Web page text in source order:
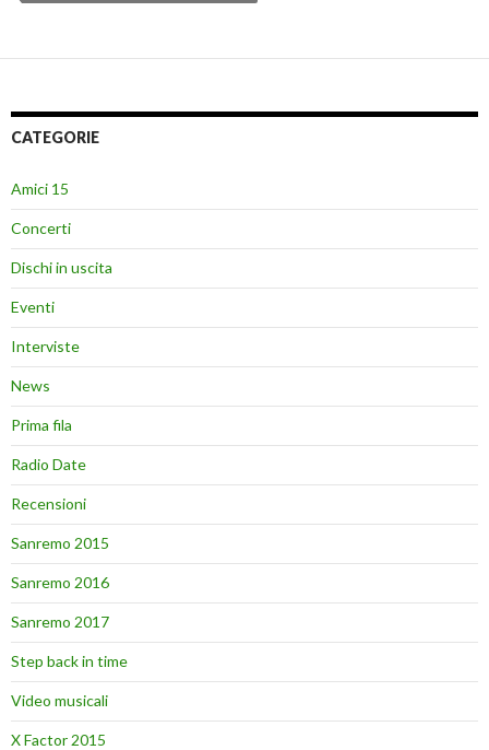
CATEGORIE
Amici 15
Concerti
Dischi in uscita
Eventi
Interviste
News
Prima fila
Radio Date
Recensioni
Sanremo 2015
Sanremo 2016
Sanremo 2017
Step back in time
Video musicali
X Factor 2015